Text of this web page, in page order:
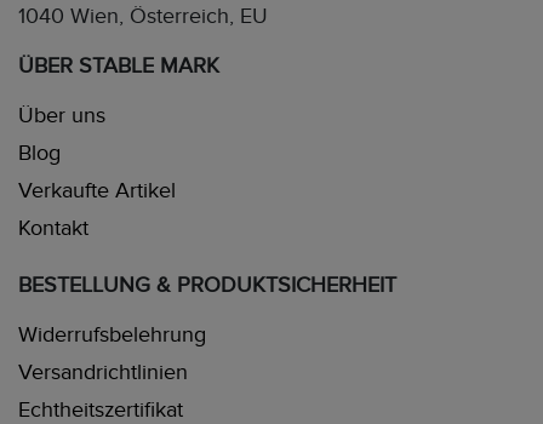
1040 Wien, Österreich, EU
ÜBER STABLE MARK
Über uns
Blog
Verkaufte Artikel
Kontakt
BESTELLUNG & PRODUKTSICHERHEIT
Widerrufsbelehrung
Versandrichtlinien
Echtheitszertifikat